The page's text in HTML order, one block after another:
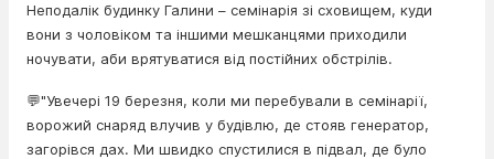
Неподалік будинку Галини – семінарія зі сховищем, куди
вони з чоловіком та іншими мешканцями приходили
ночувати, аби врятуватися від постійних обстрілів.
💬"Увечері 19 березня, коли ми перебували в семінарії,
ворожий снаряд влучив у будівлю, де стояв генератор,
загорівся дах. Ми швидко спустилися в підвал, де було